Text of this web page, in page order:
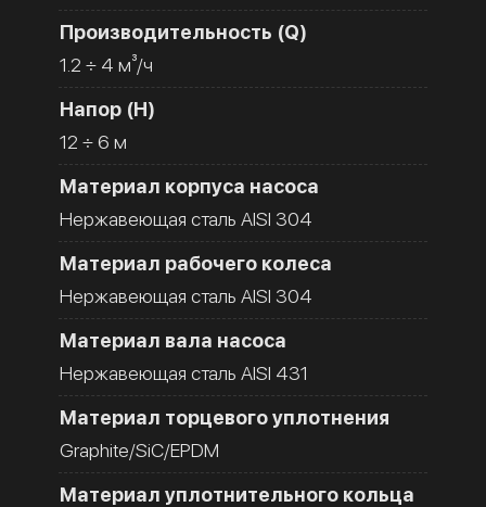
Производительность (Q)
1.2 ÷ 4 м³/ч
Напор (H)
12 ÷ 6 м
Материал корпуса насоса
Нержавеющая сталь AISI 304
Материал рабочего колеса
Нержавеющая сталь AISI 304
Материал вала насоса
Нержавеющая сталь AISI 431
Материал торцевого уплотнения
Graphite/SiC/EPDM
Материал уплотнительного кольца